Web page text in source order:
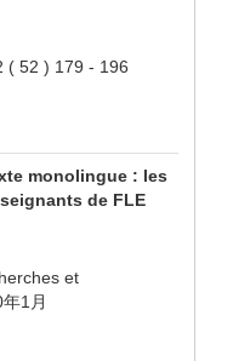
( 52 ) 179 - 196
monolingue : les
de FLE
et
1月